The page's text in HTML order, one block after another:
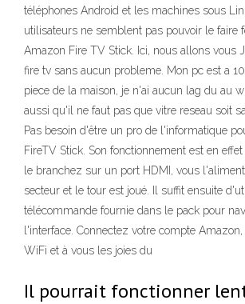
téléphones Android et les machines sous
utilisateurs ne semblent pas pouvoir le faire
Amazon Fire TV Stick. Ici, nous allons vous
fire tv sans aucun probleme. Mon pc est a
piece de la maison, je n'ai aucun lag du au
aussi qu'il ne faut pas que vitre reseau soit
Pas besoin d'être un pro de l'informatique
FireTV Stick. Son fonctionnement est en
le branchez sur un port HDMI, vous
secteur et le tour est joué. Il suffit ensuite
télécommande fournie dans le pack pour
l'interface. Connectez votre compte
WiFi et à vous les joies du
Il pourrait fonctionner